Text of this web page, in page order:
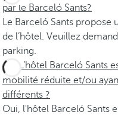
par le Barceló Sants?
Le Barceló Sants propose
de l’hôtel. Veuillez
parking.
L’hôtel Barceló Sants
mobilité réduite et/ou
différents ?
Oui, l'hôtel Barceló Sants